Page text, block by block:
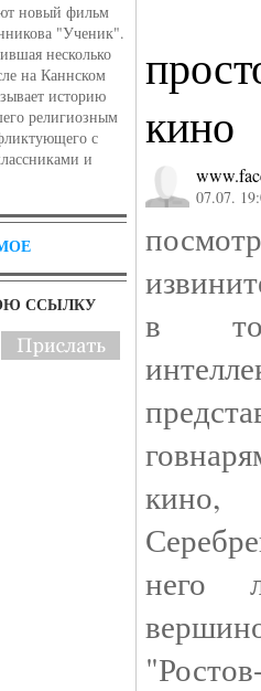
новый фильм
"Ученик".
несколько
на Каннском
историю
религиозным
с
и
ССЫЛКУ
кино
07.07.
в
него